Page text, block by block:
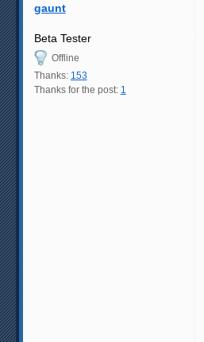
gaunt
Beta Tester
Offline
Thanks: 153
Thanks for the post: 1